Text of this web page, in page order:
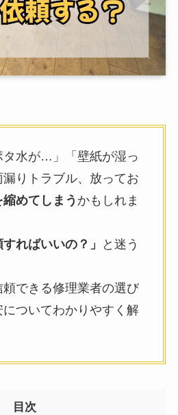
タ水が…」「壁紙が湿っ
りトラブル、放ってお
めてしまう かもしれま
すればいいの？」
と迷う
できる修理業者の選び
ついてわかりやすく解
目次